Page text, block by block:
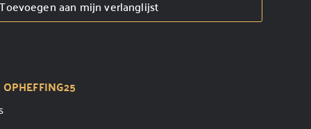
Toevoegen aan mijn verlanglijst
OPHEFFING25